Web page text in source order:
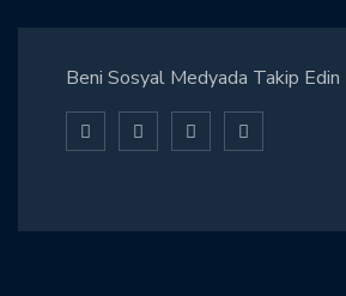
Beni Sosyal Medyada Takip Edin